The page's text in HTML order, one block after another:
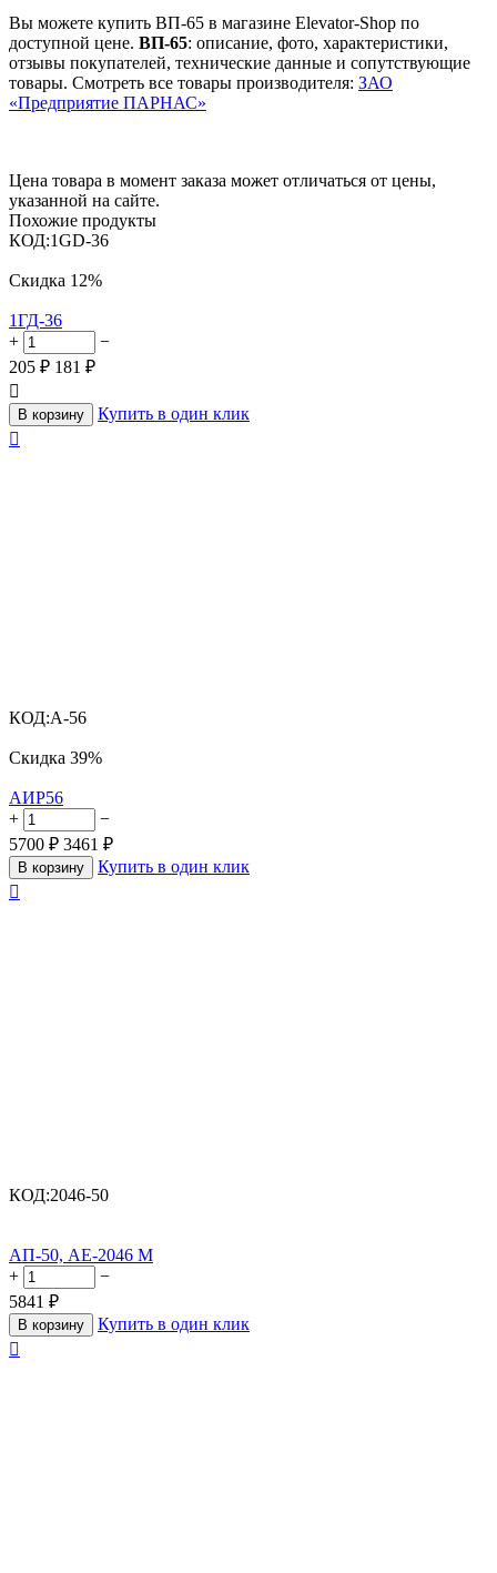
Вы можете купить ВП-65 в магазине Elevator-Shop по
доступной цене. ВП-65: описание, фото, характеристики,
отзывы покупателей, технические данные и сопутствующие
товары. Смотреть все товары производителя: ЗАО
«Предприятие ПАРНАС»
Цена товара в момент заказа может отличаться от цены,
указанной на сайте.
Похожие продукты
КОД:1GD-36
Скидка 12%
1ГД-36
+
−
205 ₽ 181 ₽

В корзину
Купить в один клик

КОД:A-56
Скидка 39%
АИР56
+
−
5700 ₽ 3461 ₽
В корзину
Купить в один клик

КОД:2046-50
АП-50, АЕ-2046 М
+
−
5841 ₽
В корзину
Купить в один клик
